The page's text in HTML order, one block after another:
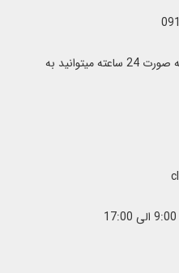
در صورت ایراد یا اشغال خطوط به صورت 24 ساعته میتوانید به